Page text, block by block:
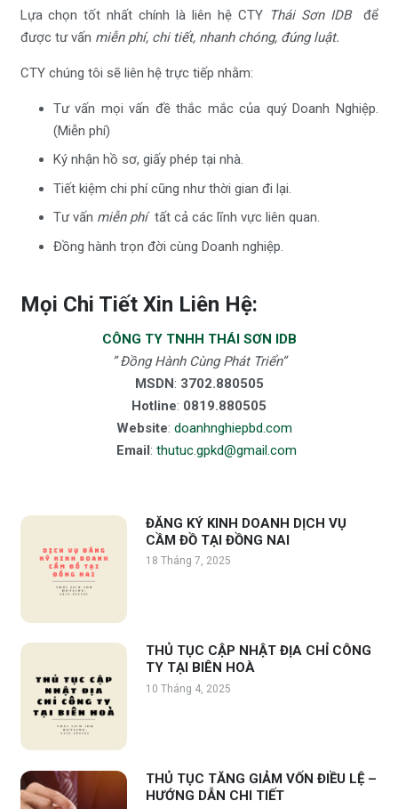
Lựa chọn tốt nhất chính là liên hệ CTY Thái Sơn IDBđể
được tư vấn miễn phí, chi tiết, nhanh chóng, đúng luật.
CTY chúng tôi sẽ liên hệ trực tiếp nhằm:
Tư vấn mọi vấn đề thắc mắc của quý Doanh Nghiệp.
(Miễn phí)
Ký nhận hồ sơ, giấy phép tại nhà.
Tiết kiệm chi phí cũng như thời gian đi lại.
Tư vấn miễn phítất cả các lĩnh vực liên quan.
Đồng hành trọn đời cùng Doanh nghiệp.
Mọi Chi Tiết Xin Liên Hệ:
CÔNG TY TNHH THÁI SƠN IDB
” Đồng Hành Cùng Phát Triển”
MSDN: 3702.880505
Hotline: 0819.880505
Website: doanhnghiepbd.com
Email: thutuc.gpkd@gmail.com
ĐĂNG KÝ KINH DOANH DỊCH VỤ
CẦM ĐỒ TẠI ĐỒNG NAI
18 Tháng 7, 2025
THỦ TỤC CẬP NHẬT ĐỊA CHỈ CÔNG
TY TẠI BIÊN HOÀ
10 Tháng 4, 2025
THỦ TỤC TĂNG GIẢM VỐN ĐIỀU LỆ –
HƯỚNG DẪN CHI TIẾT